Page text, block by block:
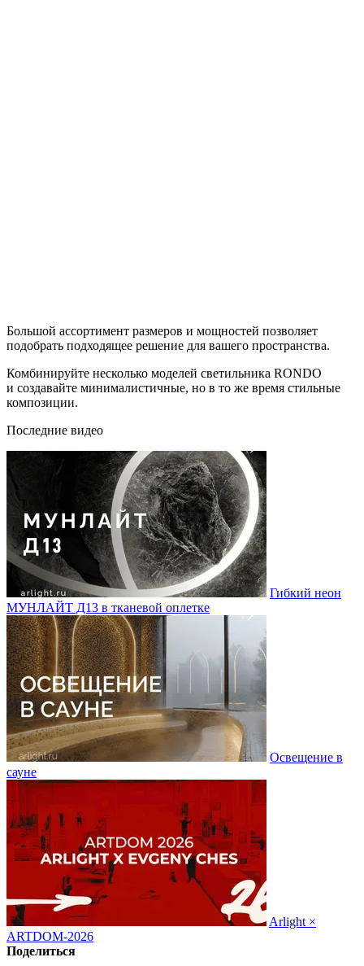
Большой ассортимент размеров и мощностей позволяет
подобрать подходящее решение для вашего пространства.
Комбинируйте несколько моделей светильника RONDO
и создавайте минималистичные, но в то же время стильные
композиции.
Последние видео
Гибкий неон
МУНЛАЙТ Д13 в тканевой оплетке
Освещение в
сауне
Arlight ×
ARTDOM-2026
Поделиться